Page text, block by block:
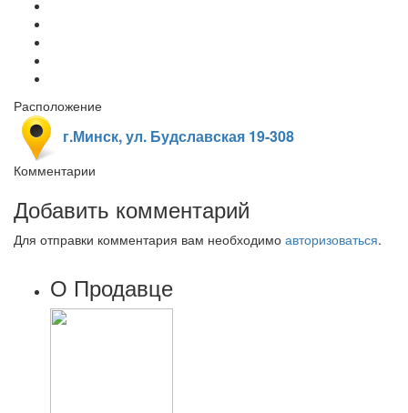
Расположение
г.Минск, ул. Будславская 19-308
Комментарии
Добавить комментарий
Для отправки комментария вам необходимо авторизоваться.
О Продавце